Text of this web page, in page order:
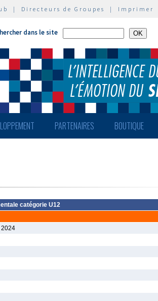
| Directeurs de Groupes | Imprimer
dans le site
PARTENAIRES BOUTIQUE
catégorie U12
2024